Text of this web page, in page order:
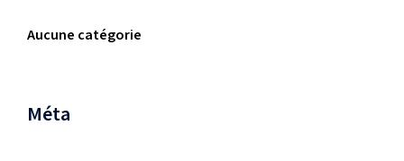
Aucune catégorie
Méta